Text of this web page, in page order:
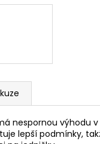
nespornou výhodu
lepší podmínky,